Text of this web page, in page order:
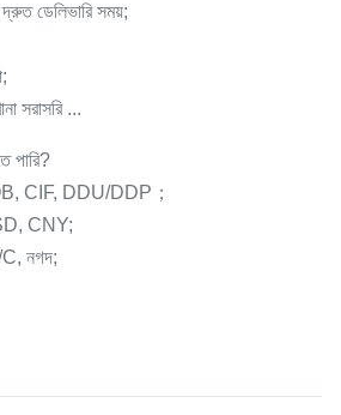
ডেলিভারি সময়;
সরাসরি ...
পারি?
CIF, DDU/DDP；
CNY;
C, নগদ;